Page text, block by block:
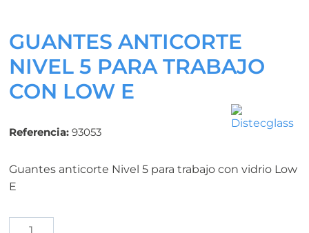
GUANTES ANTICORTE
NIVEL 5 PARA TRABAJO
CON LOW E
Referencia: 93053
Guantes anticorte Nivel 5 para trabajo con vidrio Low
E
Guantes